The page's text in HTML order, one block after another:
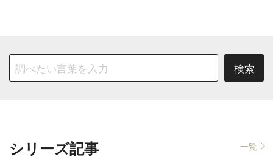
シリーズ記事 一覧